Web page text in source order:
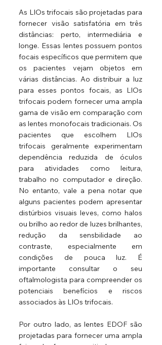
As LIOs trifocais são projetadas para
fornecer visão satisfatória em três
distâncias: perto, intermediária e
longe. Essas lentes possuem pontos
focais específicos que permitem que
os pacientes vejam objetos em
várias distâncias. Ao distribuir a luz
para esses pontos focais, as LIOs
trifocais podem fornecer uma ampla
gama de visão em comparação com
as lentes monofocais tradicionais. Os
pacientes que escolhem LIOs
trifocais geralmente experimentam
dependência reduzida de óculos
para atividades como leitura,
trabalho no computador e direção.
No entanto, vale a pena notar que
alguns pacientes podem apresentar
distúrbios visuais leves, como halos
ou brilho ao redor de luzes brilhantes,
redução da sensbilidade ao
contraste, especialmente em
condições de pouca luz. É
importante consultar o seu
oftalmologista para compreender os
potenciais benefícios e riscos
associados às LIOs trifocais.
Por outro lado, as lentes EDOF são
projetadas para fornecer uma ampla